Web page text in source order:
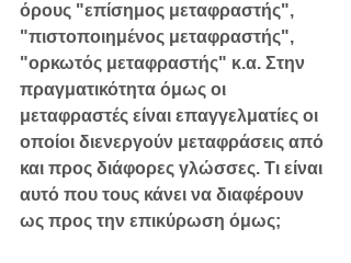
όρους "επίσημος μεταφραστής",
"πιστοποιημένος μεταφραστής",
"ορκωτός μεταφραστής" κ.α. Στην
πραγματικότητα όμως οι
μεταφραστές είναι επαγγελματίες οι
οποίοι διενεργούν μεταφράσεις από
και προς διάφορες γλώσσες. Τι είναι
αυτό που τους κάνει να διαφέρουν
ως προς την επικύρωση όμως;